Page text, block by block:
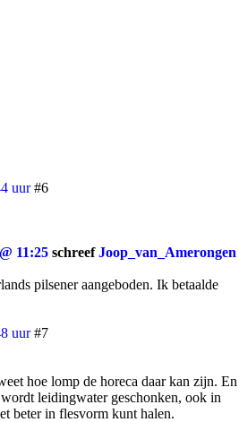
uur #6
11:25 schreefJoop_van_Amerongen
pilsener aangeboden. Ik betaalde
uur #7
hoe lomp de horeca daar kan zijn. En
leidingwater geschonken, ook in
beter in flesvorm kunt halen.